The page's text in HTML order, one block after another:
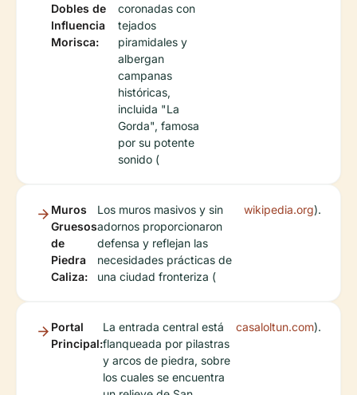
Dobles de
Influencia
Morisca:
coronadas con
tejados
piramidales y
albergan
campanas
históricas,
incluida "La
Gorda", famosa
por su potente
sonido (
Muros
Gruesos
de
Piedra
Caliza:
Los muros masivos y sin
adornos proporcionaron
defensa y reflejan las
necesidades prácticas de
una ciudad fronteriza (
wikipedia.org).
Portal
Principal:
La entrada central está
flanqueada por pilastras
y arcos de piedra, sobre
los cuales se encuentra
casaloltun.com).